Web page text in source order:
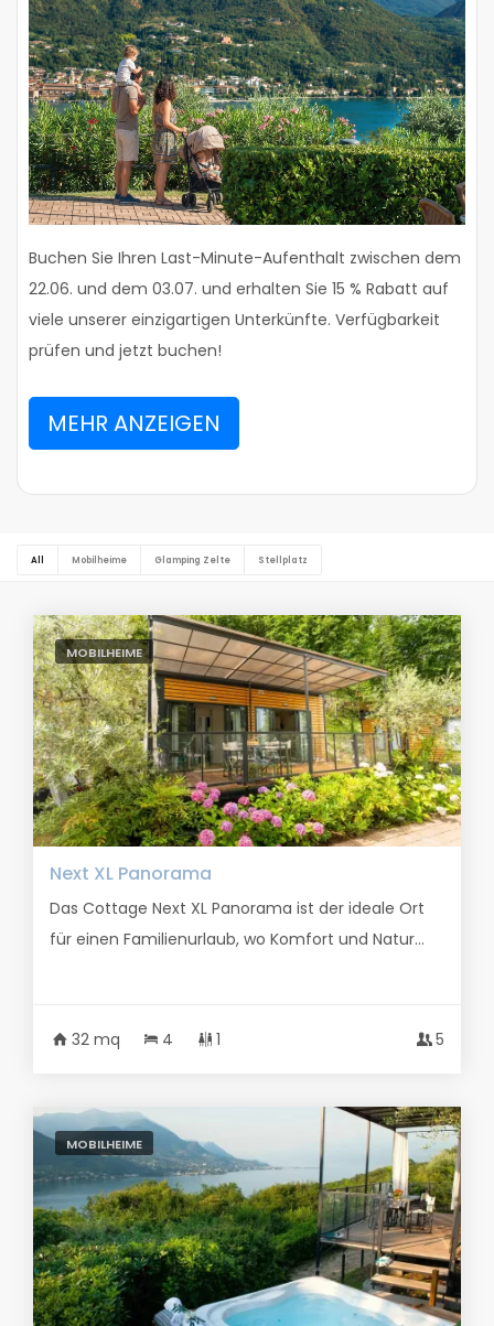
Buchen Sie Ihren Last-Minute-Aufenthalt zwischen dem
22.06. und dem 03.07. und erhalten Sie 15 % Rabatt auf
viele unserer einzigartigen Unterkünfte. Verfügbarkeit
prüfen und jetzt buchen!
MEHR ANZEIGEN
All Mobilheime Glamping Zelte Stellplatz
MOBILHEIME
Next XL Panorama
Das Cottage Next XL Panorama ist der ideale Ort
für einen Familienurlaub, wo Komfort und Natur...
32 mq 4 1 5
MOBILHEIME